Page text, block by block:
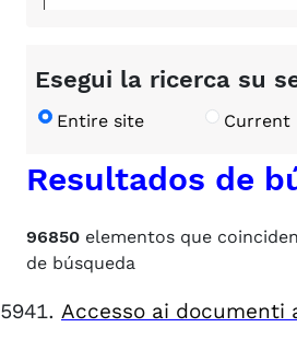
Esegui la ricerca su
Entire site Current
Resultados de
96850 elementos que
de búsqueda
Accesso ai documenti